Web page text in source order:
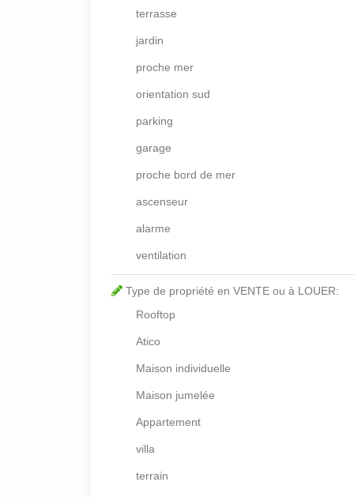
terrasse
jardin
proche mer
orientation sud
parking
garage
proche bord de mer
ascenseur
alarme
ventilation
Type de propriété en VENTE ou à LOUER:
Rooftop
Atico
Maison individuelle
Maison jumelée
Appartement
villa
terrain